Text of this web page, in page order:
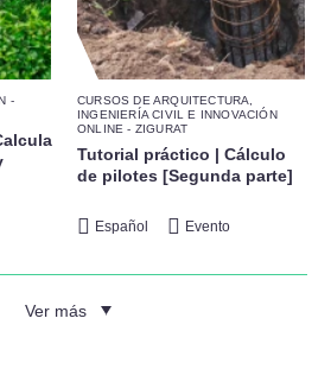
-
CURSOS DE ARQUITECTURA,
INGENIERÍA CIVIL E INNOVACIÓN
ONLINE - ZIGURAT
Tutorial práctico | Cálculo
de pilotes [Segunda parte]
Español Evento
Ver más